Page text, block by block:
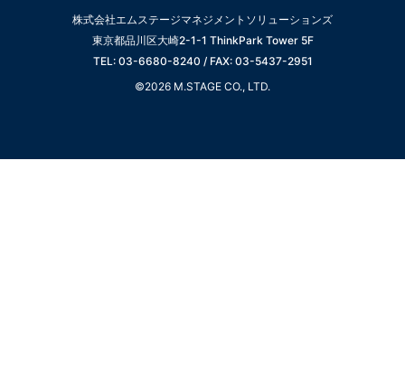
株式会社エムステージマネジメントソリューションズ
東京都品川区大崎2-1-1 ThinkPark Tower 5F
TEL: 03-6680-8240 / FAX: 03-5437-2951
©2026 M.STAGE CO., LTD.